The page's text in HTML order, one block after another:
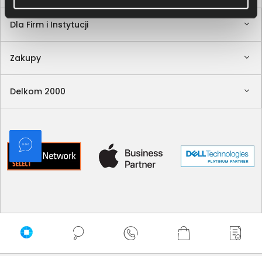
Dla Firm i Instytucji
Zakupy
Delkom 2000